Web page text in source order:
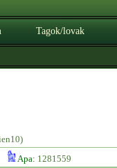
Tagok/lovak
Apa: 1281559